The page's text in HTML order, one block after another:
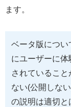
ます。
ベータ版につ
にユーザーに
されているこ
ない(公開しな
の説明は適切と